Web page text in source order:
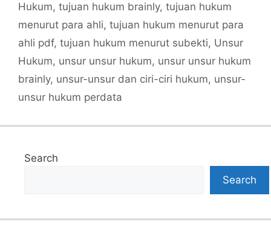
Hukum, tujuan hukum brainly, tujuan hukum
menurut para ahli, tujuan hukum menurut para
ahli pdf, tujuan hukum menurut subekti, Unsur
Hukum, unsur unsur hukum, unsur unsur hukum
brainly, unsur-unsur dan ciri-ciri hukum, unsur-
unsur hukum perdata
Search
Search